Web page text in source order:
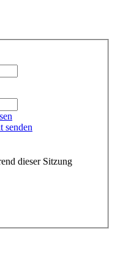
senden
dieser Sitzung